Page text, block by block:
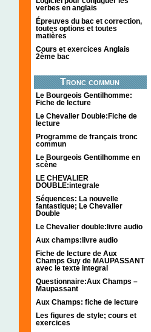
verbes en anglais
Épreuves du bac et correction,
toutes options et toutes
matières
Cours et exercices Anglais
2ème bac
Tronc commun
Le Bourgeois Gentilhomme:
Fiche de lecture
Le Chevalier Double:Fiche de
lecture
Programme de français tronc
commun
Le Bourgeois Gentilhomme en
scène
LE CHEVALIER
DOUBLE:integrale
Séquences: La nouvelle
fantastique; Le Chevalier
Double
Le Chevalier double:livre audio
Aux champs:livre audio
Fiche de lecture de Aux
Champs Guy de MAUPASSANT
avec le texte integral
Questionnaire:Aux Champs –
Maupassant
Aux Champs: fiche de lecture
Les figures de style; cours et
exercices